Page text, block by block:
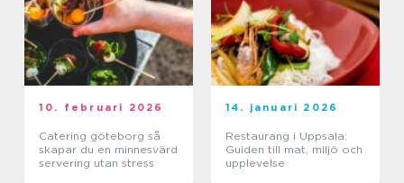
10. februari 2026
Catering göteborg så
skapar du en minnesvärd
servering utan stress
14. januari 2026
Restaurang i Uppsala:
Guiden till mat, miljö och
upplevelse